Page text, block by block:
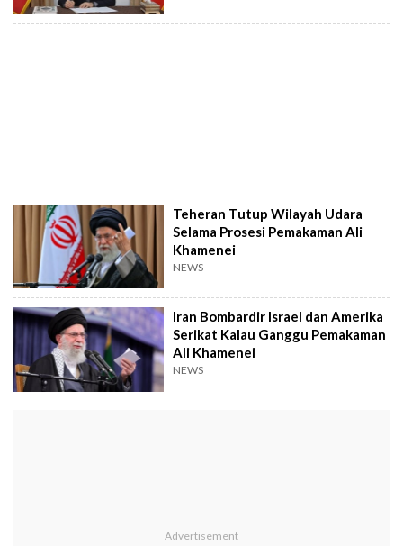
Teheran Tutup Wilayah Udara
Selama Prosesi Pemakaman Ali
Khamenei
NEWS
Iran Bombardir Israel dan Amerika
Serikat Kalau Ganggu Pemakaman
Ali Khamenei
NEWS